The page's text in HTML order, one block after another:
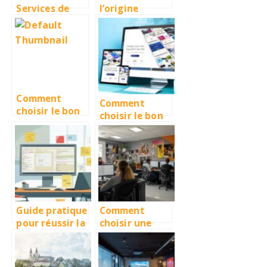
Services de
Développemen
t Web de
Qualité à Lille
l’origine
d’Arpanet et
son rôle dans
l’évolution
d’Internet
Comment
choisir le bon
webmaster à
Toulouse pour
votre projet
web
Comment
choisir le bon
prestataire
pour la
création de
site internet à
Béthune
Guide pratique
pour réussir la
création de
site internet à
Brive
Comment
choisir une
agence
WordPress à
Montpellier